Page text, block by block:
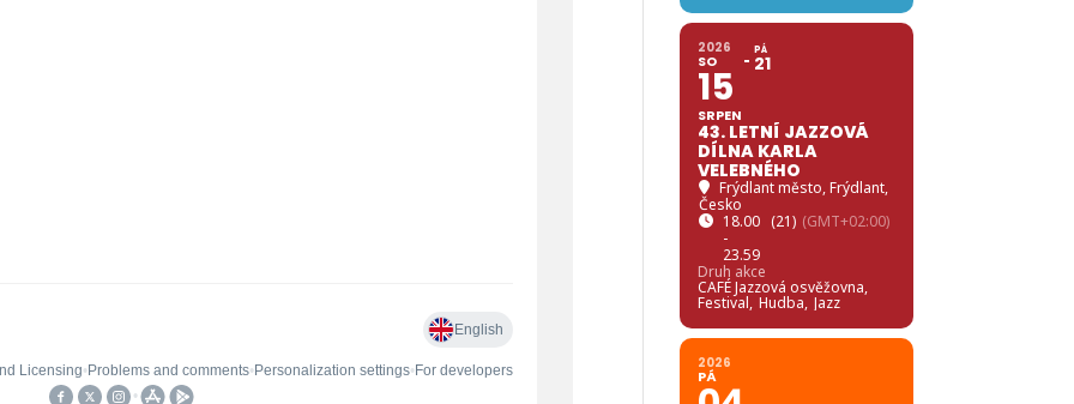
2026
SO
15
SRPEN
PÁ
21
43. LETNÍ JAZZOVÁ
DÍLNA KARLA
VELEBNÉHO
Frýdlant město, Frýdlant,
Česko
18.00
-
23.59
(21) (GMT+02:00)
Druh akce
CAFÉ Jazzová osvěžovna,
Festival, Hudba, Jazz
2026
PÁ